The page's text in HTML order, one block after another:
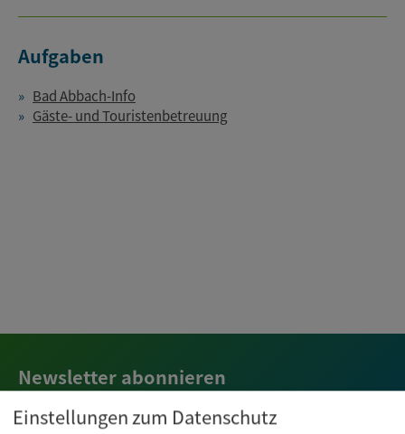
Aufgaben
Bad Abbach-Info
Gäste- und Touristenbetreuung
Newsletter abonnieren
Einstellungen zum Datenschutz